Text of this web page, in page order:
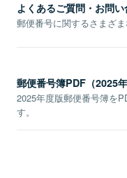
よくあるご質問・お問
郵便番号に関するさまざま
郵便番号簿PDF（2025年
2025年度版郵便番号簿を
す。